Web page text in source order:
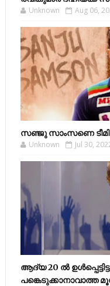
Unknown Aug 06,
സഞ്ജു സാംസണെ
Unknown Jul 30,
ആദ്യ 20 ല്‍
പങ്കെടുക്കാനാവാത്ത